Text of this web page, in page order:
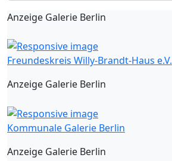
Anzeige Galerie Berlin
Freundeskreis Willy-Brandt-Haus e.V.
Anzeige Galerie Berlin
Kommunale Galerie Berlin
Anzeige Galerie Berlin